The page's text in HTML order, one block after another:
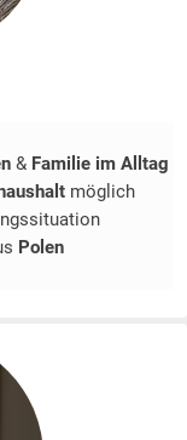
& Familie im Alltag
möglich
Polen